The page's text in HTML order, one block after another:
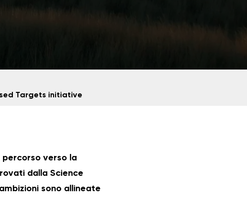
Targets initiative
verso la
dalla Science
sono allineate